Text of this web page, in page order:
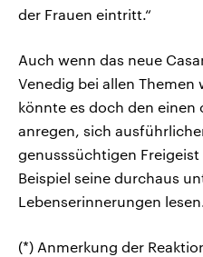
der Frauen eintritt.“
Auch wenn das neue
Venedig bei allen Themen
könnte es doch den einen
anregen, sich
genusssüchtigen
Beispiel seine durchaus
Lebenserinnerungen
(*) Anmerkung der